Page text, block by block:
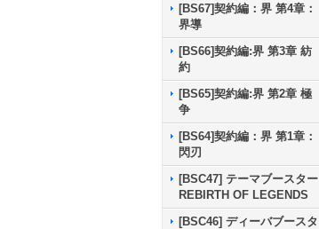
[BS67]契約編：界 第4章：
界導
[BS66]契約編:界 第3章 紡
約
[BS65]契約編:界 第2章 極
争
[BS64]契約編：界 第1章：
閃刃
[BSC47] テーマブースター
REBIRTH OF LEGENDS
[BSC46] ディーバブースタ